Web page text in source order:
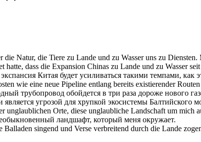
die Natur, die Tiere zu Lande und zu Wasser uns zu Diensten.
hatte, dass die Expansion Chinas zu Lande und zu Wasser
Китая будет усиливаться такими темпами, как
wie eine neue Pipeline entlang bereits existierender Routen
трубопровод обойдется в три раза дороже нового
угрозой для хрупкой экосистемы Балтийского
unglaublichen Orte, diese unglaubliche Landschaft um mich
ландшафт, который меня окружает.
singend und Verse verbreitend durch die Lande